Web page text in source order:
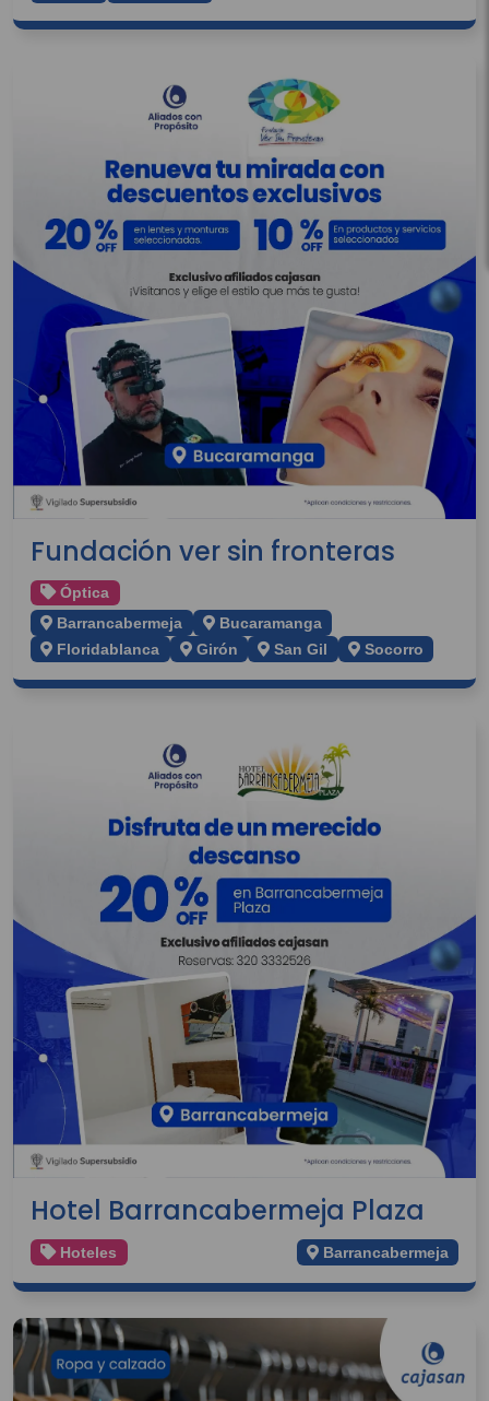
Fundación ver sin fronteras
Óptica
Barrancabermeja
Bucaramanga
Floridablanca
Girón San Gil Socorro
Hotel Barrancabermeja Plaza
Hoteles Barrancabermeja